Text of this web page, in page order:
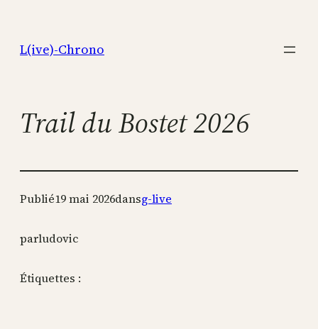
contenu
L(ive)-Chrono
Trail du Bostet 2026
Publié19 mai 2026dansg-live
parludovic
Étiquettes :